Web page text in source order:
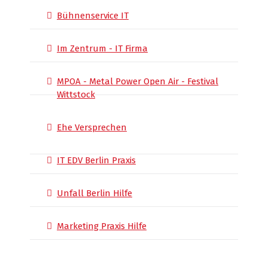
Bühnenservice IT
Im Zentrum - IT Firma
MPOA - Metal Power Open Air - Festival
Wittstock
Ehe Versprechen
IT EDV Berlin Praxis
Unfall Berlin Hilfe
Marketing Praxis Hilfe